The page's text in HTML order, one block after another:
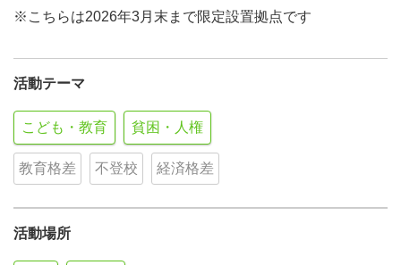
※こちらは2026年3月末まで限定設置拠点です
活動テーマ
こども・教育 貧困・人権
教育格差 不登校 経済格差
活動場所